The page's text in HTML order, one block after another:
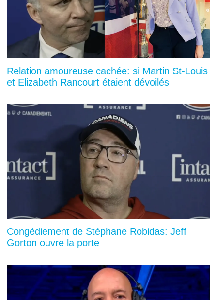
Relation amoureuse cachée: si Martin St-Louis
et Elizabeth Rancourt étaient dévoilés
Congédiement de Stéphane Robidas: Jeff
Gorton ouvre la porte